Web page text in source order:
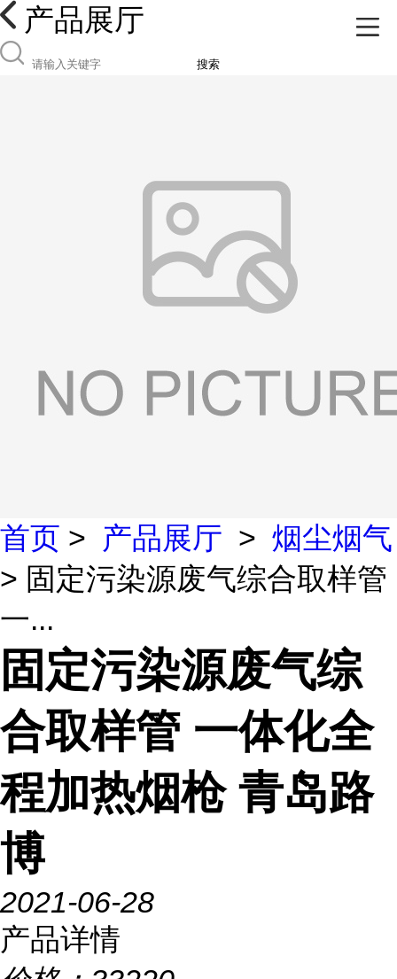
产品展厅
搜索
首页 > 产品展厅 > 烟尘烟气
> 固定污染源废气综合取样管
一...
固定污染源废气综
合取样管 一体化全
程加热烟枪 青岛路
博
2021-06-28
产品详情